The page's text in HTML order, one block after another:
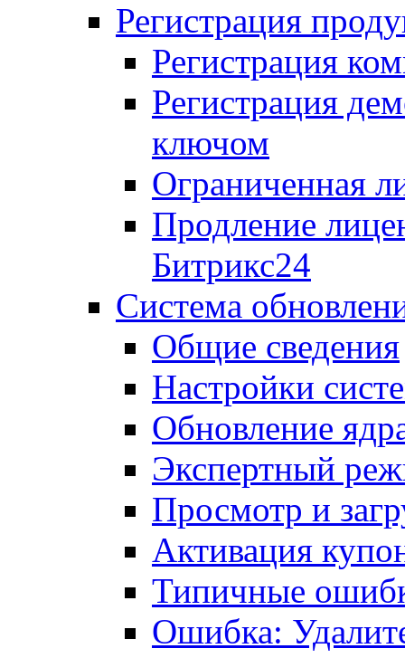
Регистрация
Регистрация
Регистрация
ключом
Ограниченная
Продление
Битрикс24
Система
Общие сведения
Настройки
Обновление
Экспертный
Просмотр и
Активация
Типичные
Ошибка: